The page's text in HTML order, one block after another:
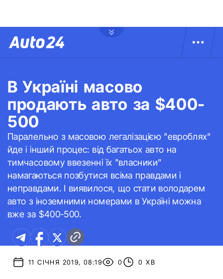
В Україні масово
продають авто за $400-
500
Паралельно з масовою легалізацією "евроблях"
йде і інший процес: від багатьох авто на
тимчасовому ввезенні їх "власники"
намагаються позбутися всіма правдами і
неправдами. І виявилося, що стати володарем
авто з іноземними номерами в Україні можна
вже за $400-500.
11 СІЧНЯ 2019, 08:19 0 0 ХВ